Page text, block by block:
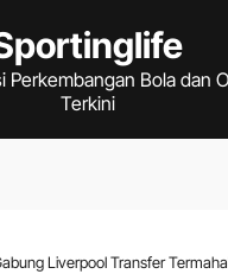
Perkembangan Bola dan
Terkini
Liverpool Transfer